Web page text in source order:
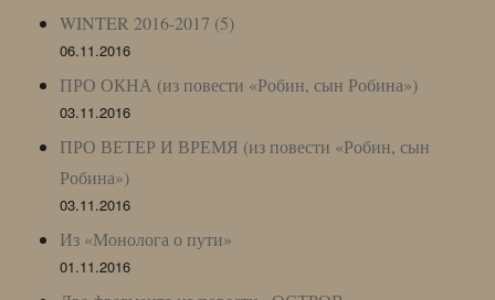
WINTER 2016-2017 (5)
06.11.2016
ПРО ОКНА (из повести «Робин, сын Робина»)
03.11.2016
ПРО ВЕТЕР И ВРЕМЯ (из повести «Робин, сын
Робина»)
03.11.2016
Из «Монолога о пути»
01.11.2016